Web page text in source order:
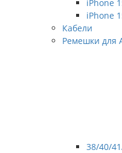
iPhone
iPhone
Кабели
Ремешки для
38/40/